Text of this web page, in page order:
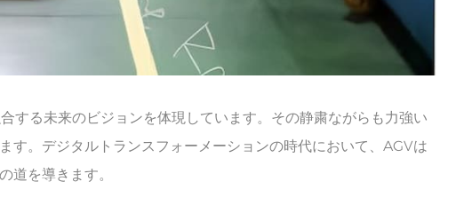
する未来のビジョンを体現しています。その静粛ながらも力強い
す。デジタルトランスフォーメーションの時代において、AGVは
道を導きます。